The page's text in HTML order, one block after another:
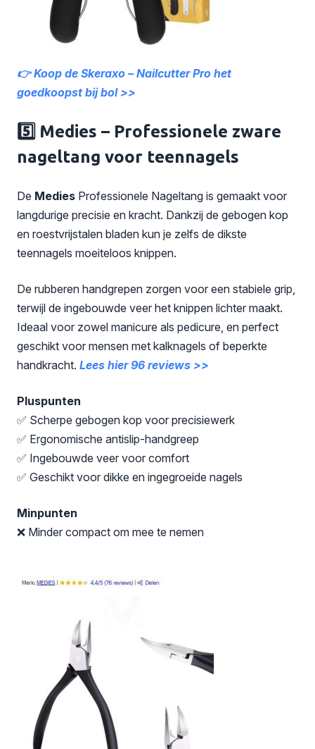
👉 Koop de Skeraxo – Nailcutter Pro het
goedkoopst bij bol >>
5️⃣ Medies – Professionele zware
nageltang voor teennagels
De Medies Professionele Nageltang is gemaakt voor
langdurige precisie en kracht. Dankzij de gebogen kop
en roestvrijstalen bladen kun je zelfs de dikste
teennagels moeiteloos knippen.
De rubberen handgrepen zorgen voor een stabiele grip,
terwijl de ingebouwde veer het knippen lichter maakt.
Ideaal voor zowel manicure als pedicure, en perfect
geschikt voor mensen met kalknagels of beperkte
handkracht. Lees hier 96 reviews >>
Pluspunten
✅ Scherpe gebogen kop voor precisiewerk
✅ Ergonomische antislip-handgreep
✅ Ingebouwde veer voor comfort
✅ Geschikt voor dikke en ingegroeide nagels
Minpunten
❌ Minder compact om mee te nemen